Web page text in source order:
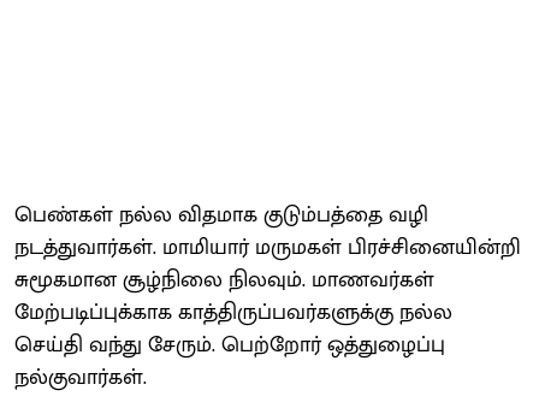
பெண்கள் நல்ல விதமாக குடும்பத்தை வழி
நடத்துவார்கள். மாமியார் மருமகள் பிரச்சினையின்றி
சுமூகமான சூழ்நிலை நிலவும். மாணவர்கள்
மேற்படிப்புக்காக காத்திருப்பவர்களுக்கு நல்ல
செய்தி வந்து சேரும். பெற்றோர் ஒத்துழைப்பு
நல்குவார்கள்.